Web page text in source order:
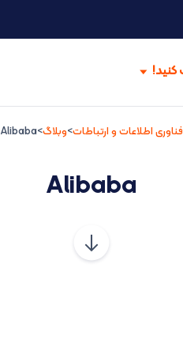
فناوری اطلاعات و ارتباطات>وبلاگ>
Alibaba
Alibaba